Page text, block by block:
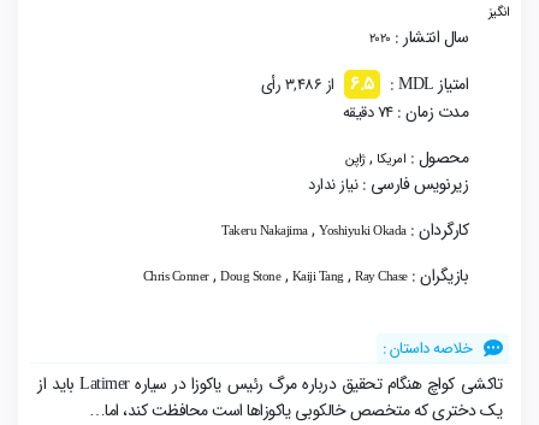
انگیز
سال انتشار : 2020
امتیاز MDL : 6.5 از 3,486 رأی
مدت زمان :74 دقیقه
محصول : امریکا ,ژاپن
زیرنویس فارسی :نیاز ندارد
کارگردان : Takeru Nakajima, Yoshiyuki Okada
بازیگران : Chris Conner, Doug Stone, Kaiji Tang, Ray Chase
خلاصه داستان :
تاکشی کواچ هنگام تحقیق درباره مرگ رئیس یاکوزا در سیاره Latimer باید از
یک دختری که متخصص خالکوبی یاکوزاها است محافظت کند، اما…